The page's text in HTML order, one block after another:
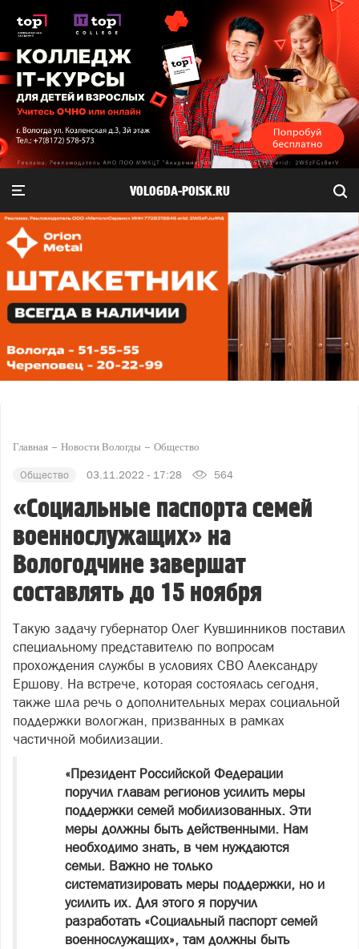
VOLOGDA-POISK.RU
Главная Новости Вологды Общество
Общество 03.11.2022 - 17:28 564
«Социальные паспорта семей
военнослужащих» на
Вологодчине завершат
составлять до 15 ноября
Такую задачу губернатор Олег Кувшинников поставил
специальному представителю по вопросам
прохождения службы в условиях СВО Александру
Ершову. На встрече, которая состоялась сегодня,
также шла речь о дополнительных мерах социальной
поддержки вологжан, призванных в рамках
частичной мобилизации.
«Президент Российской Федерации
поручил главам регионов усилить меры
поддержки семей мобилизованных. Эти
меры должны быть действенными. Нам
необходимо знать, в чем нуждаются
семьи. Важно не только
систематизировать меры поддержки, но и
усилить их. Для этого я поручил
разработать «Социальный паспорт семей
военнослужащих», там должны быть